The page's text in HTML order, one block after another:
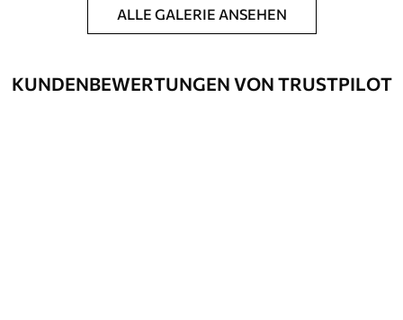
ALLE GALERIE ANSEHEN
KUNDENBEWERTUNGEN VON TRUSTPILOT